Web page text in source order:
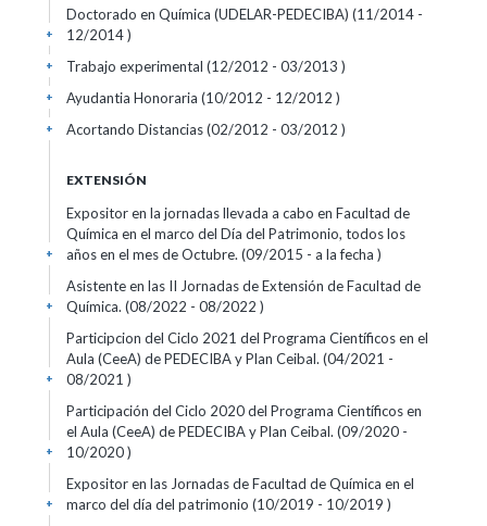
Doctorado en Química (UDELAR-PEDECIBA) (11/2014 -
12/2014 )
+
Trabajo experimental (12/2012 - 03/2013 )
+
Ayudantia Honoraria (10/2012 - 12/2012 )
+
Acortando Distancias (02/2012 - 03/2012 )
+
EXTENSIÓN
Expositor en la jornadas llevada a cabo en Facultad de
Química en el marco del Día del Patrimonio, todos los
años en el mes de Octubre. (09/2015 - a la fecha )
+
Asistente en las II Jornadas de Extensión de Facultad de
Química. (08/2022 - 08/2022 )
+
Participcion del Ciclo 2021 del Programa Científicos en el
Aula (CeeA) de PEDECIBA y Plan Ceibal. (04/2021 -
08/2021 )
+
Participación del Ciclo 2020 del Programa Científicos en
el Aula (CeeA) de PEDECIBA y Plan Ceibal. (09/2020 -
10/2020 )
+
Expositor en las Jornadas de Facultad de Química en el
marco del día del patrimonio (10/2019 - 10/2019 )
+